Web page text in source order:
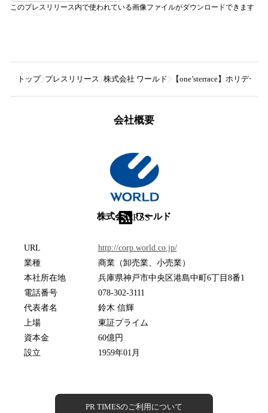
このプレスリリース内で使われている画像ファイルがダウンロードできます
トップ プレスリリース 株式会社 ワールド 【one’sterrace】ホリデ
会社概要
株式会社 ワールド
RSS
URL
http://corp.world.co.jp/
業種
商業（卸売業、小売業）
本社所在地
兵庫県神戸市中央区港島中町6丁目8番1
電話番号
078-302-3111
代表者名
鈴木 信輝
上場
東証プライム
資本金
60億円
設立
1959年01月
PR TIMESのご利用について